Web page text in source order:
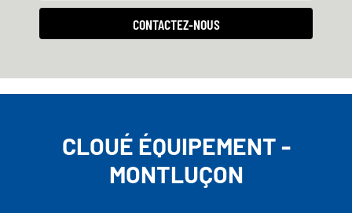
CONTACTEZ-NOUS
CLOUÉ ÉQUIPEMENT -
MONTLUÇON